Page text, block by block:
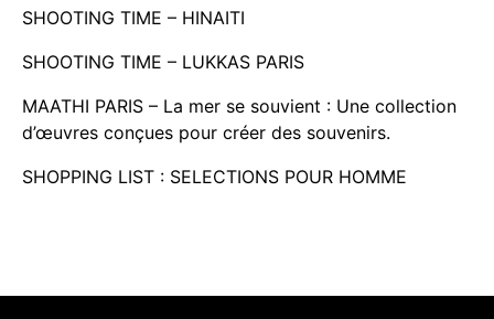
SHOOTING TIME – HINAITI
SHOOTING TIME – LUKKAS PARIS
MAATHI PARIS – La mer se souvient : Une collection
d’œuvres conçues pour créer des souvenirs.
SHOPPING LIST : SELECTIONS POUR HOMME